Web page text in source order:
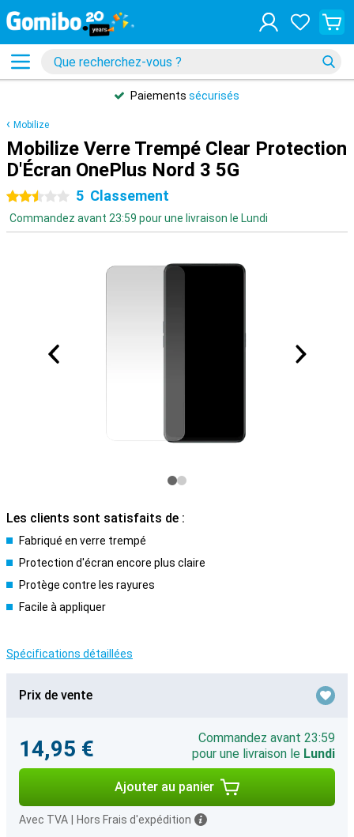
Paiements sécurisés
Mobilize
Mobilize Verre Trempé Clear Protection
D'Écran OnePlus Nord 3 5G
2.5 étoiles
5 Classement
Commandez avant 23:59 pour une livraison le Lundi
Les clients sont satisfaits de :
Fabriqué en verre trempé
Protection d'écran encore plus claire
Protège contre les rayures
Facile à appliquer
Spécifications détaillées
Prix de vente
14,95 €
Commandez avant 23:59
pour une livraison le Lundi
Ajouter au panier
Avec TVA Hors Frais d'expédition